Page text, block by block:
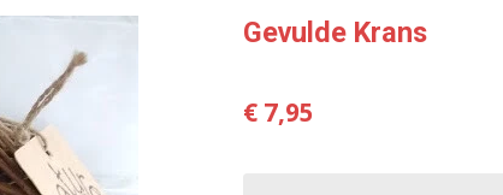
Gevulde Krans
€ 7,95